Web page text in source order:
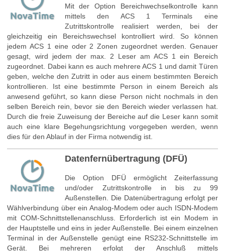
Mit der Option Bereichwechselkontrolle kann
mittels den ACS 1 Terminals eine
Zutrittskontrolle realisiert werden, bei der
gleichzeitig ein Bereichswechsel kontrolliert wird. So können
jedem ACS 1 eine oder 2 Zonen zugeordnet werden. Genauer
gesagt, wird jedem der max. 2 Leser am ACS 1 ein Bereich
zugeordnet. Dabei kann es auch mehrere ACS 1 und damit Türen
geben, welche den Zutritt in oder aus einem bestimmten Bereich
kontrollieren. Ist eine bestimmte Person in einem Bereich als
anwesend geführt, so kann diese Person nicht nochmals in den
selben Bereich rein, bevor sie den Bereich wieder verlassen hat.
Durch die freie Zuweisung der Bereiche auf die Leser kann somit
auch eine klare Begehungsrichtung vorgegeben werden, wenn
dies für den Ablauf in der Firma notwendig ist.
Datenfernübertragung (DFÜ)
Die Option DFÜ ermöglicht Zeiterfassung
und/oder Zutrittskontrolle in bis zu 99
Außenstellen. Die Datenübertragung erfolgt per
Wählverbindung über ein Analog-Modem oder auch ISDN-Modem
mit COM-Schnittstellenanschluss. Erforderlich ist ein Modem in
der Hauptstelle und eins in jeder Außenstelle. Bei einem einzelnen
Terminal in der Außenstelle genügt eine RS232-Schnittstelle im
Gerät. Bei mehreren erfolgt der Anschluß mittels